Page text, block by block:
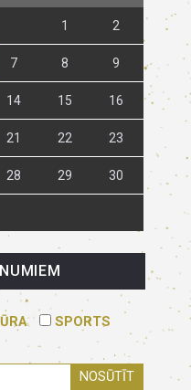
1 2
7 8 9
14 15 16
21 22 23
28 29 30
SPORTS
NOSŪTĪT